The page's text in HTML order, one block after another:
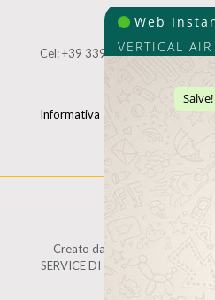
Cel:+39 339 4906512
Informativa sul trattamento dei
Creato da
SERVICE DI PAOLUCCI FABIO -